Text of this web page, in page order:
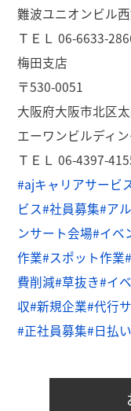
難波ユニオンビル
ＴＥＬ 06-6633-
梅田支店
〒530-0051
大阪府大阪市北区
エーワンビルディ
ＴＥＬ 06-4397-
#ajキャリアサービ
ビス#社員募集#ア
ンサート会場#イベ
作業#スポット作業
費削減#草抜き#イ
収#新規企業#代行
#正社員募集#日払い